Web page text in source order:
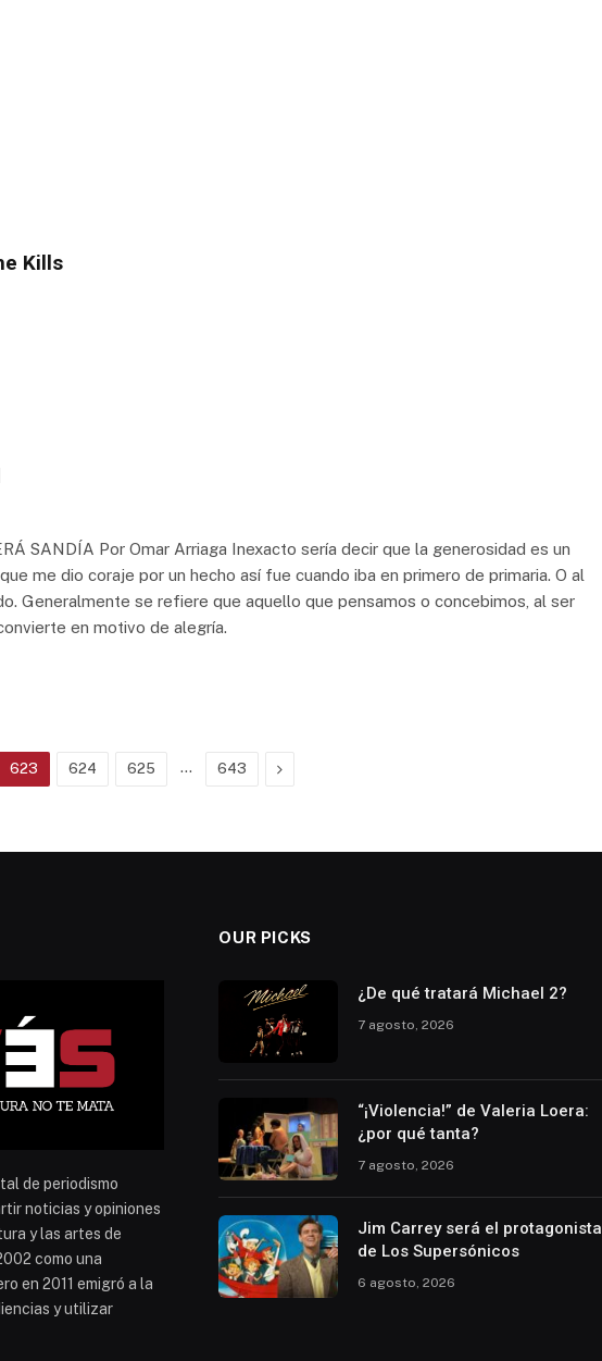
Kills
SANDÍA Por Omar Arriaga Inexacto sería decir que la generosidad es un
me dio coraje por un hecho así fue cuando iba en primero de primaria. O al
Generalmente se refiere que aquello que pensamos o concebimos, al ser
en motivo de alegría.
623 624 625 … 643 Next
de periodismo
noticias y opiniones
y las artes de
como una
en 2011 emigró a la
y utilizar
OUR PICKS
¿De qué tratará Michael 2?
7 agosto, 2026
“¡Violencia!” de Valeria Loera:
¿por qué tanta?
7 agosto, 2026
Jim Carrey será el protagonista
de Los Supersónicos
6 agosto, 2026